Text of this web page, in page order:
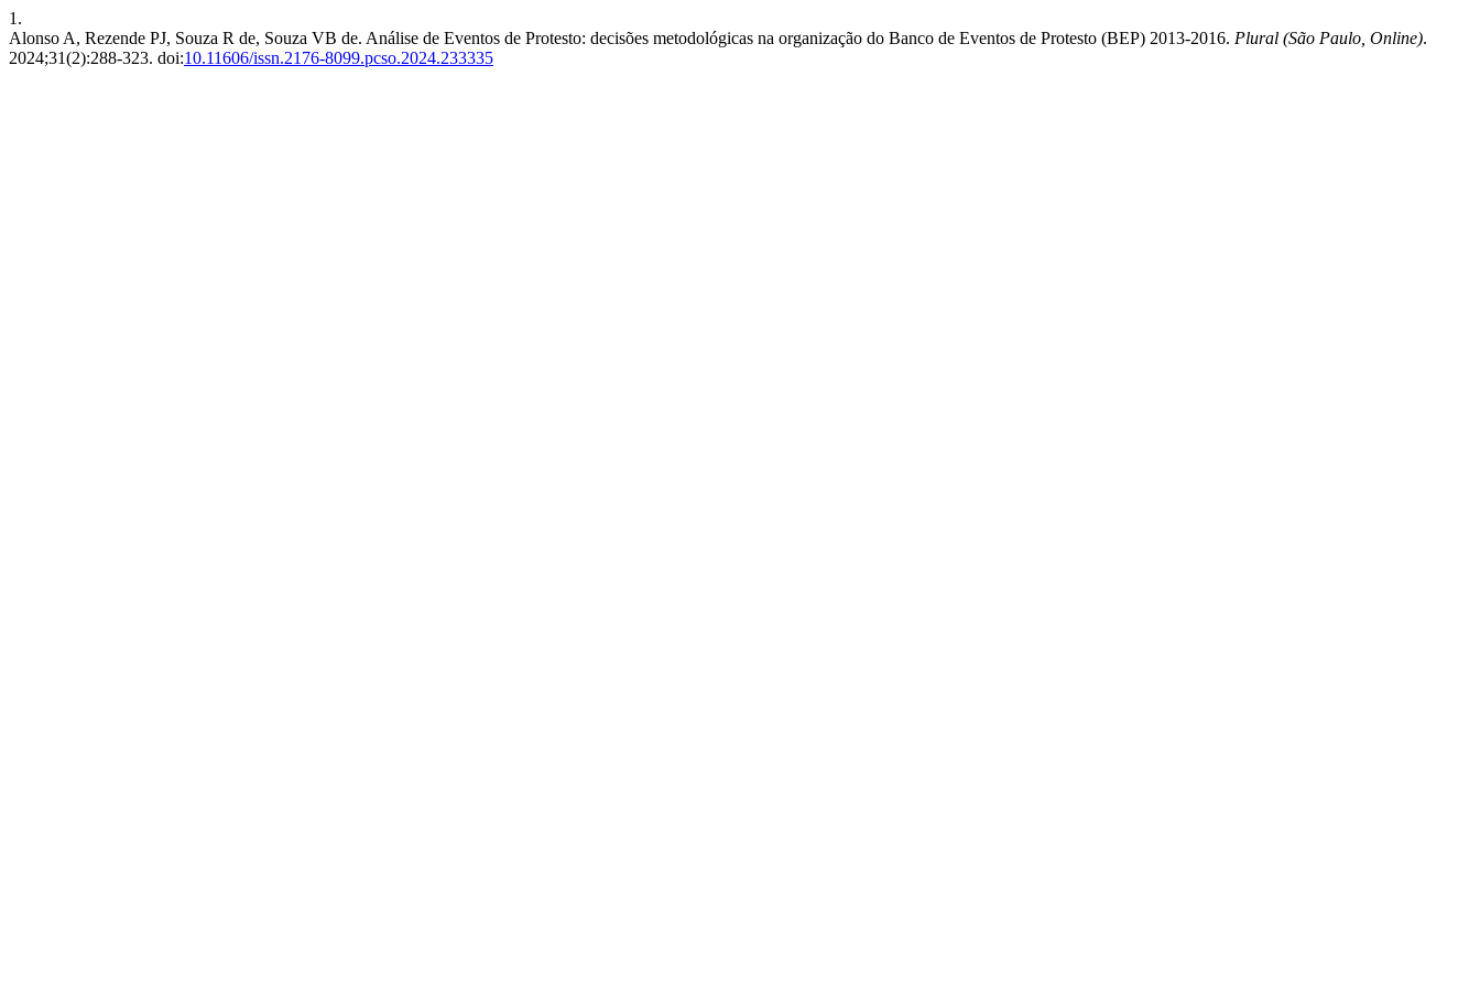
1.
Alonso A, Rezende PJ, Souza R de, Souza VB de. Análise de Eventos de Protesto: decisões metodológicas na organização do Banco de Eventos de Protesto (BEP) 2013-2016. Plural (São Paulo, Online).
2024;31(2):288-323. doi:10.11606/issn.2176-8099.pcso.2024.233335